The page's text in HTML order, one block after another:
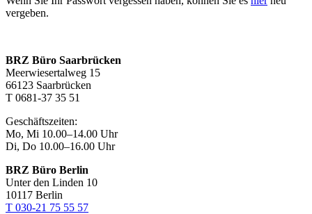
vergeben.
BRZ Büro Saarbrücken
Meerwiesertalweg 15
66123 Saarbrücken
T 0681-37 35 51
Geschäftszeiten:
Mo, Mi 10.00–14.00 Uhr
Di, Do 10.00–16.00 Uhr
BRZ Büro Berlin
Unter den Linden 10
10117 Berlin
T 030-21 75 55 57